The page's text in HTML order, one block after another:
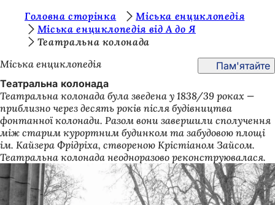
Перейти до змісту
т
у
т
:
Головна сторінка
Міська енциклопедія
Міська енциклопедія від А до Я
Театральна колонада
Міська енциклопедія
Пам'ятайте
Театральна колонада
Театральна колонада була зведена у 1838/39 роках —
приблизно через десять років після будівництва
фонтанної колонади. Разом вони завершили сполучення
між старим курортним будинком та забудовою площі
ім. Кайзера Фрідріха, створеною Крістіаном Зайсом.
Театральна колонада неодноразово реконструювалася.